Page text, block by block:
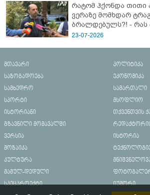
რატომ ჰქონდა თითი
ვერაზე მომხდარ
ბრალდებულს?! - რას
23-07-2026
მთავარი
პოლიტიკა
საზოგადოება
ეკონომიკა
სამხედრო
სამართალი
სპორტი
მსოფლიო
ისტორიანი
თქვენთვის
გზავნილი მომავალში
ვერსია
ისტორია
მოზაიკა
კულტურა
მამულ-დედული
სპეცპროექტი
იუმორი